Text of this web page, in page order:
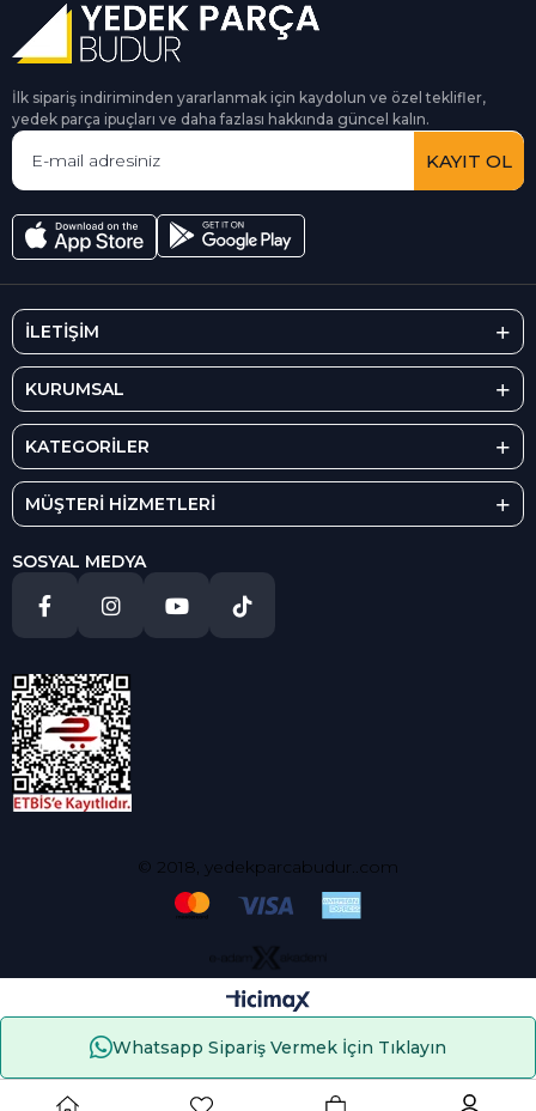
İlk sipariş indiriminden yararlanmak için kaydolun ve özel teklifler,
yedek parça ipuçları ve daha fazlası hakkında güncel kalın.
KAYIT OL
İLETİŞİM
KURUMSAL
KATEGORİLER
MÜŞTERİ HİZMETLERİ
SOSYAL MEDYA
© 2018, yedekparcabudur..com
Whatsapp Sipariş Vermek İçin Tıklayın
Çerez Kullanımı